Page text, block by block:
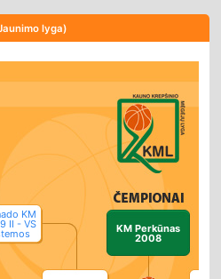
lyga)
KM
II - VS KM Perkūnas
2008